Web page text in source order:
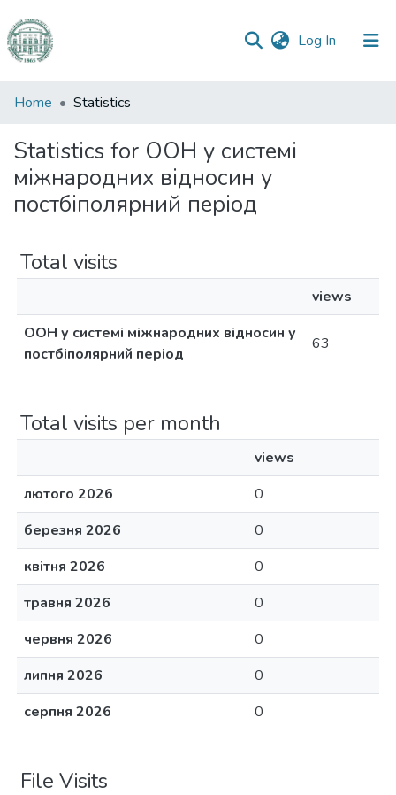
Log In (current)
Communities
Collections
All of DSpace
Home Statistics
Statistics for ООН у системі
міжнародних відносин у
постбіполярний період
Total visits
views
ООН у системі міжнародних відносин у
постбіполярний період
63
Total visits per month
views
лютого 2026
0
березня 2026
0
квітня 2026
0
травня 2026
0
червня 2026
0
липня 2026
0
серпня 2026
0
File Visits